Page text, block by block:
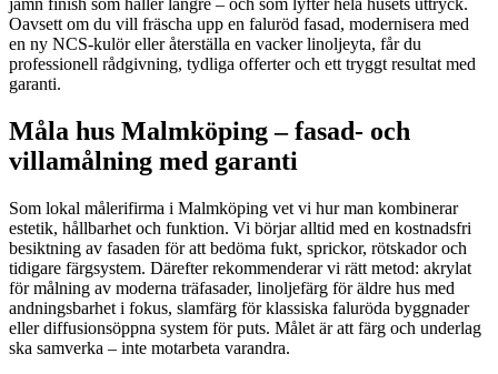
Oavsett om du vill fräscha upp en faluröd fasad, modernisera med
en ny NCS-kulör eller återställa en vacker linoljeyta, får du
professionell rådgivning, tydliga offerter och ett tryggt resultat med
garanti.
Måla hus Malmköping – fasad- och
villamålning med garanti
Som lokal målerifirma i Malmköping vet vi hur man kombinerar
estetik, hållbarhet och funktion. Vi börjar alltid med en kostnadsfri
besiktning av fasaden för att bedöma fukt, sprickor, rötskador och
tidigare färgsystem. Därefter rekommenderar vi rätt metod: akrylat
för målning av moderna träfasader, linoljefärg för äldre hus med
andningsbarhet i fokus, slamfärg för klassiska faluröda byggnader
eller diffusionsöppna system för puts. Målet är att färg och underlag
ska samverka – inte motarbeta varandra.